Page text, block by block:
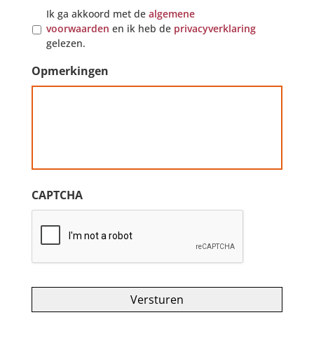
Ik ga akkoord met de algemene
voorwaarden en ik heb de privacyverklaring
gelezen.
Opmerkingen
CAPTCHA